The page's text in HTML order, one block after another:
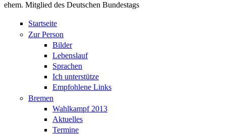
ehem. Mitglied des Deutschen Bundestags
Startseite
Zur Person
Bilder
Lebenslauf
Sprachen
Ich unterstütze
Empfohlene Links
Bremen
Wahlkampf 2013
Aktuelles
Termine